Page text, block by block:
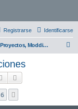
Identificarse
Registrarse
Proyectos, Modding y Restauraciones
Buscar
6